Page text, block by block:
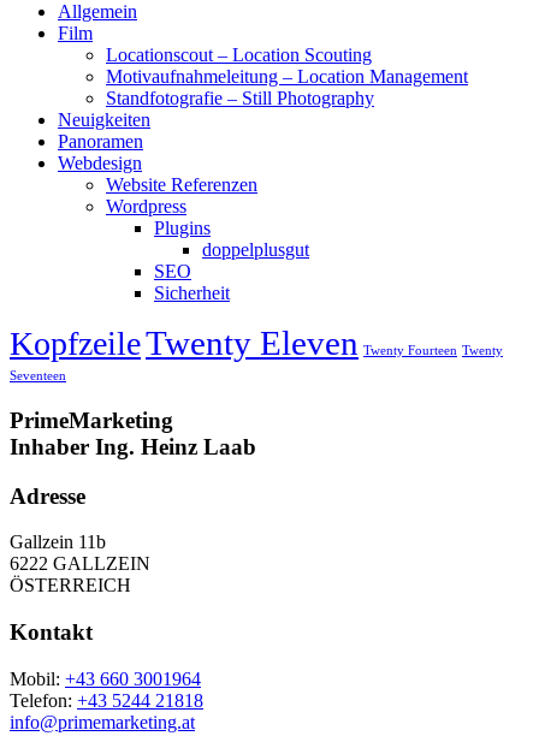
Allgemein
Film
Locationscout – Location Scouting
Motivaufnahmeleitung – Location Management
Standfotografie – Still Photography
Neuigkeiten
Panoramen
Webdesign
Website Referenzen
Wordpress
Plugins
doppelplusgut
SEO
Sicherheit
KopfzeileTwenty Eleven Twenty Fourteen Twenty
Seventeen
PrimeMarketing
Inhaber Ing. Heinz Laab
Adresse
Gallzein 11b
6222 GALLZEIN
ÖSTERREICH
Kontakt
Mobil: +43 660 3001964
Telefon: +43 5244 21818
info@primemarketing.at